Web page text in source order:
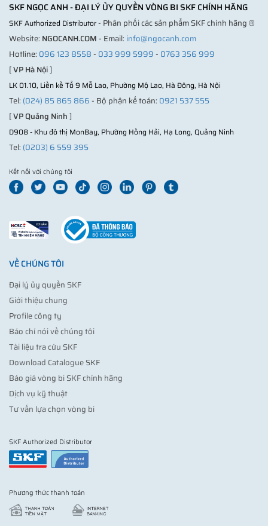
SKF NGỌC ANH - ĐẠI LÝ ỦY QUYỀN VÒNG BI SKF CHÍNH HÃNG
SKF Authorized Distributor- Phân phối các sản phẩm SKF chính hãng ®
Website: NGOCANH.COM- Email: info@ngocanh.com
Hotline: 096 123 8558- 033 999 5999- 0763 356 999
[VP Hà Nội]
LK 01.10, Liền kề Tổ 9 Mỗ Lao, Phường Mộ Lao, Hà Đông, Hà Nội
Tel: (024) 85 865 866- Bộ phận kế toán: 0921 537 555
[VP Quảng Ninh]
D908 - Khu đô thị MonBay, Phường Hồng Hải, Hạ Long, Quảng Ninh
Tel: (0203) 6 559 395
Kết nối với chúng tôi
VỀ CHÚNG TÔI
Đại lý ủy quyền SKF
Giới thiệu chung
Profile công ty
Báo chí nói về chúng tôi
Tài liệu tra cứu SKF
Download Catalogue SKF
Báo giá vòng bi SKF chính hãng
Dịch vụ kỹ thuật
Tư vấn lựa chọn vòng bi
SKF Authorized Distributor
Phương thức thanh toán